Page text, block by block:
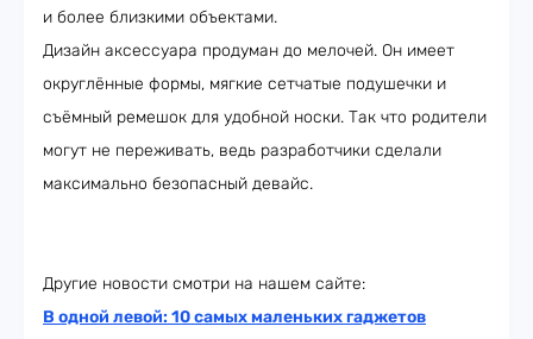
и более близкими объектами.
Дизайн аксессуара продуман до мелочей. Он имеет
округлённые формы, мягкие сетчатые подушечки и
съёмный ремешок для удобной носки. Так что родители
могут не переживать, ведь разработчики сделали
максимально безопасный девайс.
Другие новости смотри на нашем сайте:
В одной левой: 10 самых маленьких гаджетов